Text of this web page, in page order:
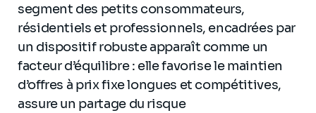
segment des petits consommateurs,
résidentiels et professionnels, encadrées par
un dispositif robuste apparaît comme un
facteur d’équilibre : elle favorise le maintien
d’offres à prix fixe longues et compétitives,
assure un partage du risque